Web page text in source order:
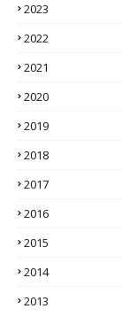
2023
2022
2021
2020
2019
2018
2017
2016
2015
2014
2013